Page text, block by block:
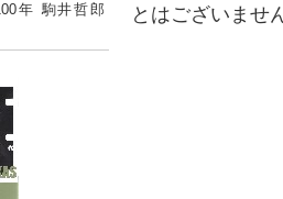
年 駒井哲郎
とはございませ